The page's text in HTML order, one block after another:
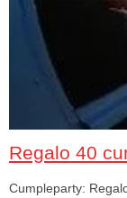
Regalo 40
Cumpleparty: